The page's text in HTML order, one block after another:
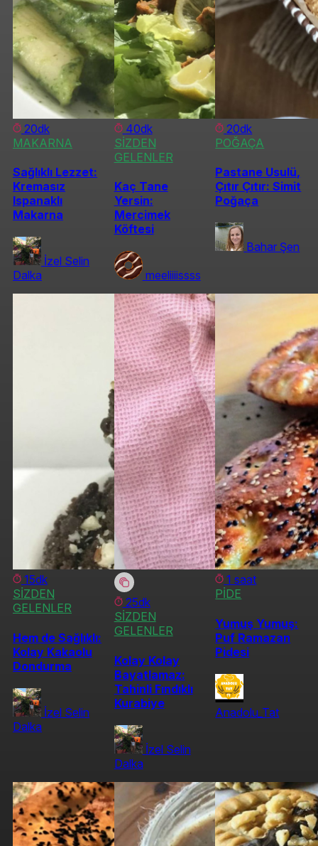
20dk
MAKARNA
Sağlıklı Lezzet:
Kremasız
Ispanaklı
Makarna
İzel Selin
Dalka
40dk
SİZDEN
GELENLER
Kaç Tane
Yersin:
Mercimek
Köftesi
meeliiiissss
20dk
POĞAÇA
Pastane Usulü,
Çıtır Çıtır: Simit
Poğaça
Bahar Şen
15dk
SİZDEN
GELENLER
Hem de Sağlıklı:
Kolay Kakaolu
Dondurma
İzel Selin
Dalka
25dk
SİZDEN
GELENLER
Kolay Kolay
Bayatlamaz:
Tahinli Fındıklı
Kurabiye
İzel Selin
Dalka
1 saat
PİDE
Yumuş Yumuş:
Puf Ramazan
Pidesi
Anadolu_Tat